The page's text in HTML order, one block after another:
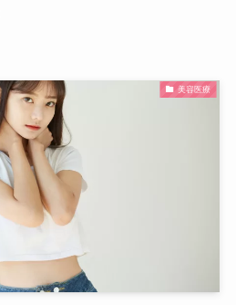
美容医療